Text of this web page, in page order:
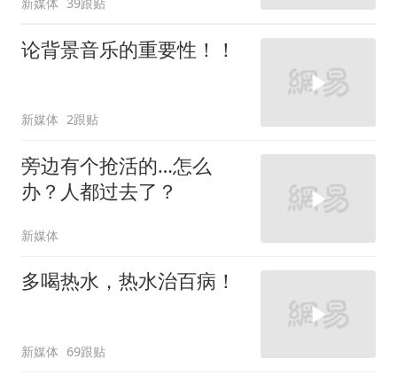
论背景音乐的重要性！！
新媒体 2跟贴
旁边有个抢活的…怎么
办？人都过去了？
新媒体
多喝热水，热水治百病！
新媒体 69跟贴